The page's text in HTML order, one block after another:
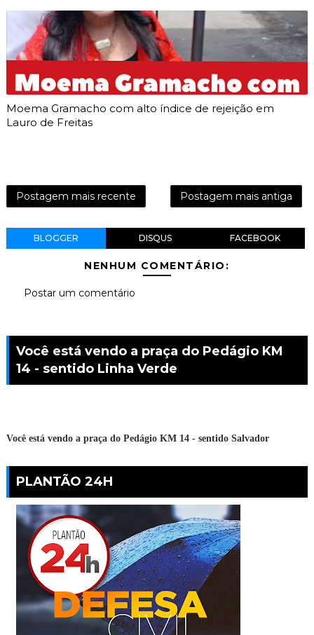
Moema Gramacho com alto índice de rejeição em
Lauro de Freitas
Postagem mais recente Postagem mais antiga
BLOGGER DISQUS FACEBOOK
NENHUM COMENTÁRIO:
Postar um comentário
Você está vendo a praça do Pedágio KM
14 - sentido Linha Verde
Você está vendo a praça do Pedágio KM 14 - sentido Salvador
PLANTÃO 24H